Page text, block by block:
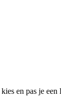
en pas je